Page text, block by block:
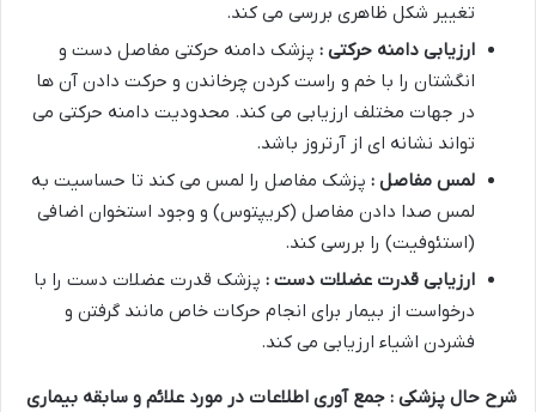
تغییر شکل ظاهری بررسی می کند.
ارزیابی دامنه حرکتی : پزشک دامنه حرکتی مفاصل دست و
انگشتان را با خم و راست کردن چرخاندن و حرکت دادن آن ها
در جهات مختلف ارزیابی می کند. محدودیت دامنه حرکتی می
تواند نشانه ای از آرتروز باشد.
لمس مفاصل : پزشک مفاصل را لمس می کند تا حساسیت به
لمس صدا دادن مفاصل (کریپتوس) و وجود استخوان اضافی
(استئوفیت) را بررسی کند.
ارزیابی قدرت عضلات دست : پزشک قدرت عضلات دست را با
درخواست از بیمار برای انجام حرکات خاص مانند گرفتن و
فشردن اشیاء ارزیابی می کند.
شرح حال پزشکی : جمع آوری اطلاعات در مورد علائم و سابقه بیماری